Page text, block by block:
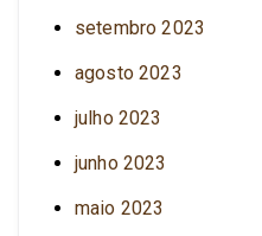
setembro 2023
agosto 2023
julho 2023
junho 2023
maio 2023